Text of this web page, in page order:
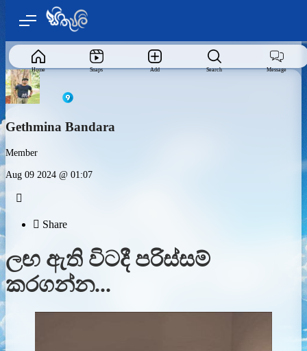
Home Snaps Add Search Message
Gethmina Bandara
Member
Aug 09 2024 @ 01:07

 Share
ලඟ ඇති විටදී පරිස්සම්
කරගන්න...